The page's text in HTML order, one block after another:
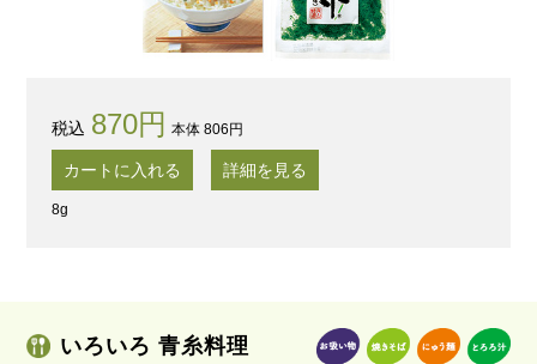
870円 本体 806円
カートに入れる 詳細を見る
8g
いろいろ 青糸料理